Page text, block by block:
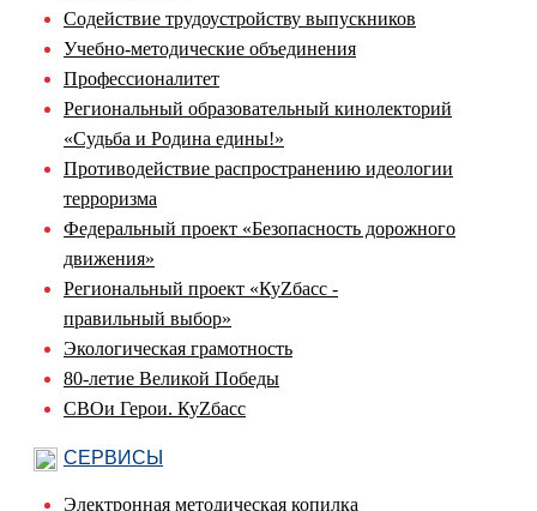
Содействие трудоустройству выпускников
Учебно-методические объединения
Профессионалитет
Региональный образовательный кинолекторий
«Судьба и Родина едины!»
Противодействие распространению идеологии
терроризма
Федеральный проект «Безопасность дорожного
движения»
Региональный проект «КуZбасс -
правильный выбор»
Экологическая грамотность
80-летие Великой Победы
СВОи Герои. КуZбасс
СЕРВИСЫ
Электронная методическая копилка